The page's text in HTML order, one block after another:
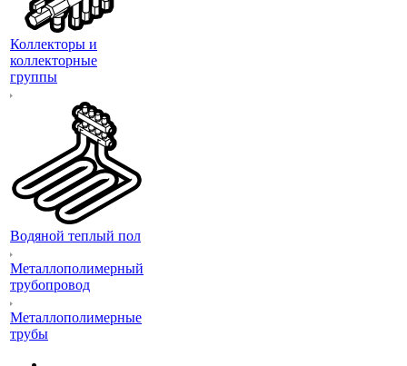
Коллекторы и
коллекторные
группы
Водяной теплый пол
Металлополимерный
трубопровод
Металлополимерные
трубы